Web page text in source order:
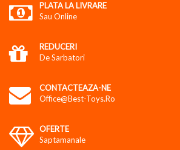
PLATA LA LIVRARE
Sau Online
REDUCERI
De Sarbatori
CONTACTEAZA-NE
Office@best-Toys.ro
OFERTE
Saptamanale